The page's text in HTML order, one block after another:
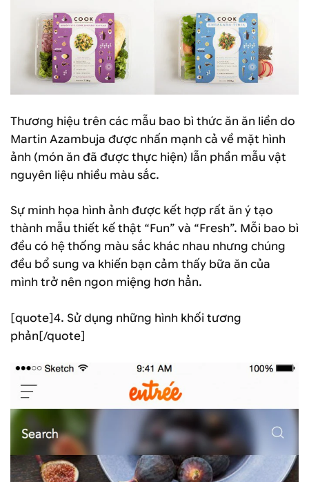
Thương hiệu trên các mẫu bao bì thức ăn ăn liền do
Martin Azambuja được nhấn mạnh cả về mặt hình
ảnh (món ăn đã được thực hiện) lẫn phần mẫu vật
nguyên liệu nhiều màu sắc.
Sự minh họa hình ảnh được kết hợp rất ăn ý tạo
thành mẫu thiết kế thật “Fun” và “Fresh”. Mỗi bao bì
đều có hệ thống màu sắc khác nhau nhưng chúng
đều bổ sung va khiến bạn cảm thấy bữa ăn của
mình trở nên ngon miệng hơn hẳn.
[quote]4. Sử dụng những hình khối tương
phản[/quote]